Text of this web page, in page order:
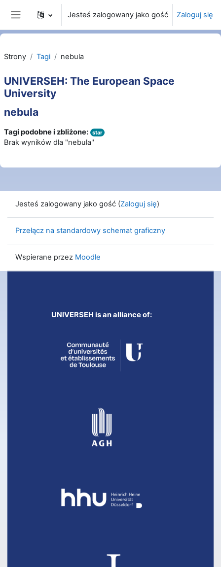
Przejdź do głównej zawartości
Panel boczny
Jesteś zalogowany jako gość Zaloguj się
Strony Tagi nebula
UNIVERSEH: The European Space
University
nebula
Tagi podobne i zbliżone: star
Brak wyników dla "nebula"
Jesteś zalogowany jako gość (Zaloguj się)
Przełącz na standardowy schemat graficzny
Wspierane przez Moodle
UNIVERSEH is an alliance of: